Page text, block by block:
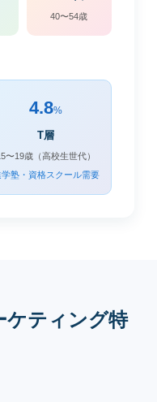
40〜54歳
4.8%
T層
〜19歳（高校生世代）
学塾・資格スクール需要
ケティング特